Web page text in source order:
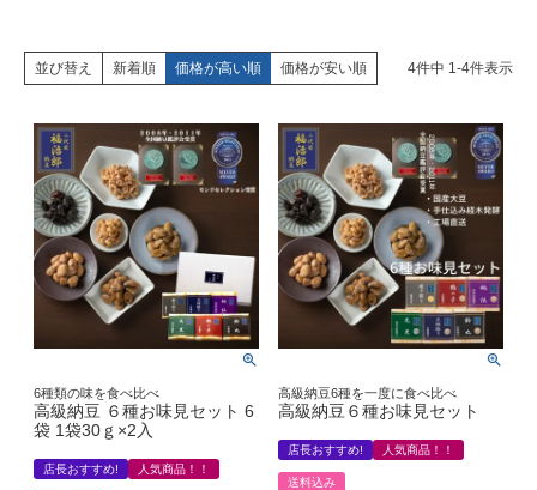
並び替え 新着順 価格が高い順 価格が安い順 4件中 1-4件表示
6種類の味を食べ比べ
高級納豆 ６種お味見セット 6
袋 1袋30ｇ×2入
店長おすすめ! 人気商品！！
高級納豆6種を一度に食べ比べ
高級納豆６種お味見セット
店長おすすめ! 人気商品！！
送料込み